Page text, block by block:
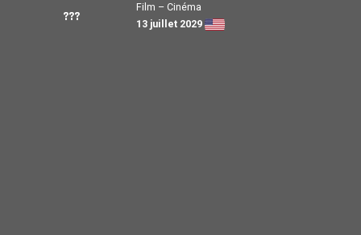
???
Film – Cinéma
13 juillet 2029